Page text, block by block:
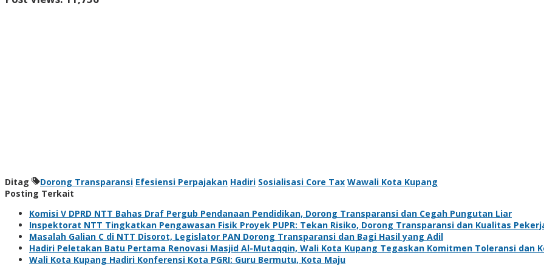
Ditag Dorong Transparansi Efesiensi Perpajakan Hadiri Sosialisasi Core Tax Wawali Kota Kupang
Posting Terkait
Komisi V DPRD NTT Bahas Draf Pergub Pendanaan Pendidikan, Dorong Transparansi dan Cegah Pungutan Liar
Inspektorat NTT Tingkatkan Pengawasan Fisik Proyek PUPR: Tekan Risiko, Dorong Transparansi dan Kualitas
Masalah Galian C di NTT Disorot, Legislator PAN Dorong Transparansi dan Bagi Hasil yang Adil
Hadiri Peletakan Batu Pertama Renovasi Masjid Al-Mutaqqin, Wali Kota Kupang Tegaskan Komitmen Toleransi dan
Wali Kota Kupang Hadiri Konferensi Kota PGRI: Guru Bermutu, Kota Maju